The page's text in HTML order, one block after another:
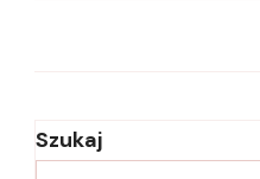
Szukaj